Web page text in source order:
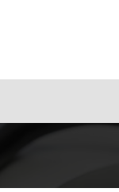
content